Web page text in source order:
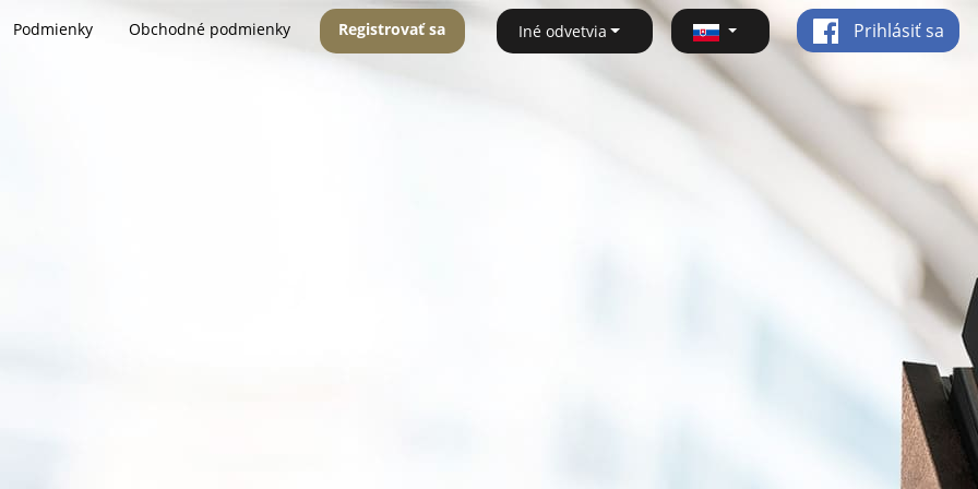
Podmienky Obchodné podmienky Registrovať sa Iné odvetvia Prihlásiť sa